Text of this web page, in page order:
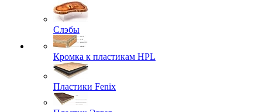
Слэбы
Кромка к пластикам HPL
Пластики Fenix